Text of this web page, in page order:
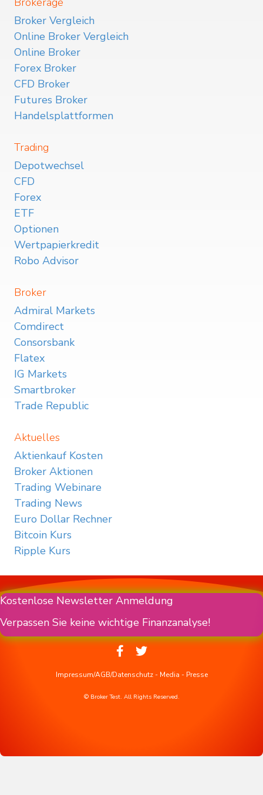
Broker Vergleich
Online Broker Vergleich
Online Broker
Forex Broker
CFD Broker
Futures Broker
Handelsplattformen
Trading
Depotwechsel
CFD
Forex
ETF
Optionen
Wertpapierkredit
Robo Advisor
Broker
Admiral Markets
Comdirect
Consorsbank
Flatex
IG Markets
Smartbroker
Trade Republic
Aktuelles
Aktienkauf Kosten
Broker Aktionen
Trading Webinare
Trading News
Euro Dollar Rechner
Bitcoin Kurs
Ripple Kurs
Kostenlose Newsletter Anmeldung
Verpassen Sie keine wichtige Finanzanalyse!
Impressum/AGB/Datenschutz- Media - Presse
© Broker Test. All Rights Reserved.